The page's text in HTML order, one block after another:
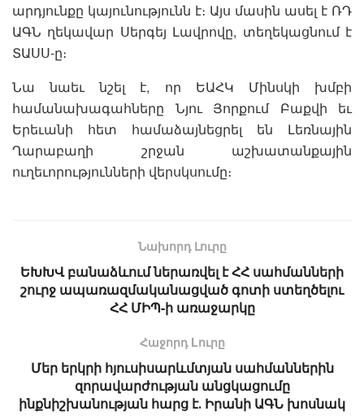
արդյունքը կայունությունն է։ Այս մասին ասել է ՌԴ
ԱԳՆ ղեկավար Սերգեյ Լավրովը, տեղեկացնում է
ՏԱՍՍ-ը։
Նա նաեւ նշել է, որ ԵԱՀԿ Մինսկի խմբի
համանախագահները Նյու Յորքում Բաքվի եւ
Երեւանի հետ համաձայնեցրել են Լեռնային
Ղարաբաղի շրջան աշխատանքային
ուղեւորությունների վերսկսումը։
Նախորդ Լուրը
ԵԽԽՎ բանաձևում ներառվել է ՀՀ սահմանների
շուրջ ապառազմականացված գոտի ստեղծելու
ՀՀ ՄԻՊ-ի առաջարկը
Հաջորդ Lուրը
Մեր երկրի հյուսիսարևմտյան սահմաններին
զորավարժության անցկացումը
ինքնիշխանության հարց է․ Իրանի ԱԳՆ խոսնակ